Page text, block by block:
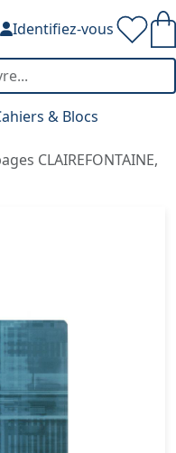
Identifiez-vous
& Blocs
CLAIREFONTAINE,